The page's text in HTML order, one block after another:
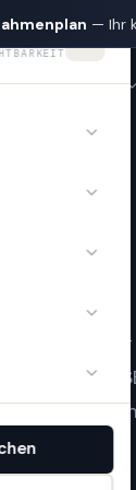
— Ihr
KI-Sichtbarkeit
Notfall»
Treffern.
mit